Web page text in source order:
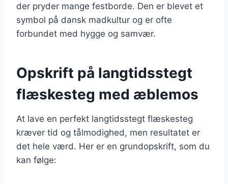
der pryder mange festborde. Den er blevet et
symbol på dansk madkultur og er ofte
forbundet med hygge og samvær.
Opskrift på langtidsstegt
flæskesteg med æblemos
At lave en perfekt langtidsstegt flæskesteg
kræver tid og tålmodighed, men resultatet er
det hele værd. Her er en grundopskrift, som du
kan følge: